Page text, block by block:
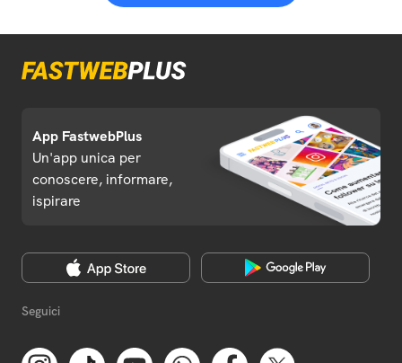
App FastwebPlus
Un'app unica per
conoscere, informare,
ispirare
Seguici